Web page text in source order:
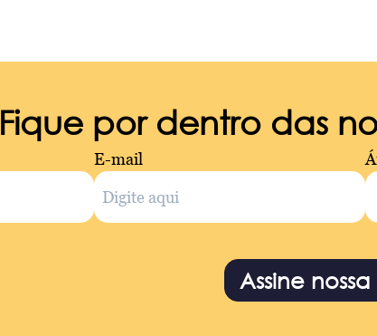
Fique por dentro das
E-mail
Assine